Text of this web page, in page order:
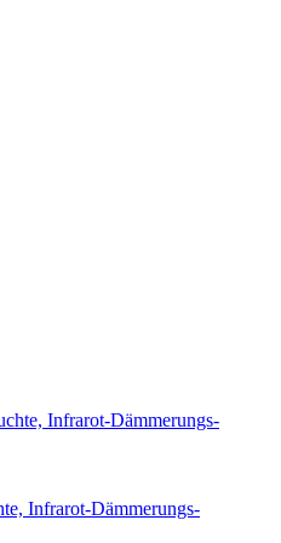
Infrarot-Dämmerungs-